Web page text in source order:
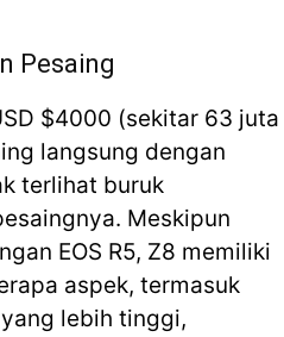
Pesaing
$4000 (sekitar 63 juta
langsung dengan
terlihat buruk
Meskipun
EOS R5, Z8 memiliki
aspek, termasuk
lebih tinggi,